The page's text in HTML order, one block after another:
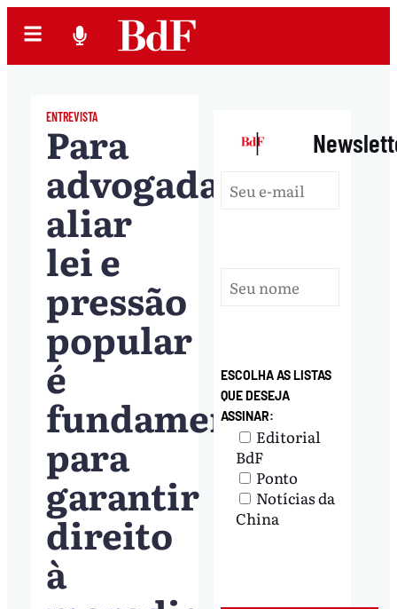
ENTREVISTA
Para
advogada,
aliar
lei e
pressão
popular
é
fundamental
para
garantir
direito
à
|
ESCOLHA AS LISTAS
QUE DESEJA
ASSINAR:
Editorial
BdF
Ponto
Notícias da
China